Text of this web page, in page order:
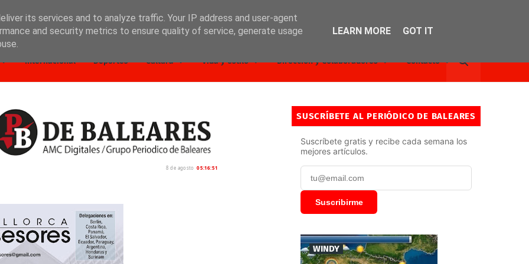
Internacional Deportes Cultura Vida y estilo Dirección y Colaboradores Contacto
8 de agosto 05:16:53
SUSCRÍBETE AL PERIÓDICO DE BALEARES
Suscríbete gratis y recibe cada semana los
mejores artículos.
Suscribirme
WINDY
its services and to analyze traffic. Your IP address and user-agent
and security metrics to ensure quality of service, generate usage
LEARN MORE GOT IT